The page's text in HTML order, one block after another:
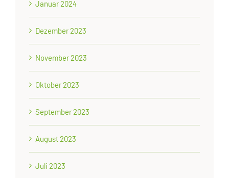
Januar 2024
Dezember 2023
November 2023
Oktober 2023
September 2023
August 2023
Juli 2023